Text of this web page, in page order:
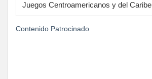
Juegos Centroamericanos y del Caribe
Contenido Patrocinado